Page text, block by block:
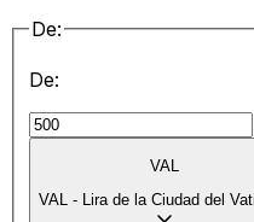
De:
De:
VAL
VAL - Lira de la Ciudad del